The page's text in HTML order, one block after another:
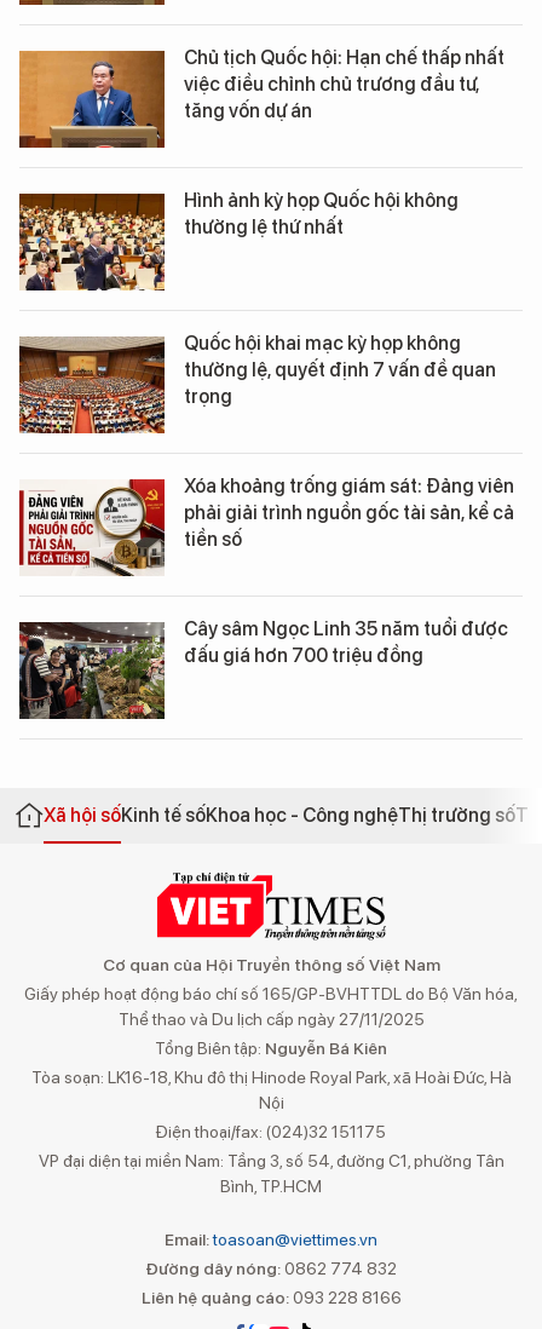
Chủ tịch Quốc hội: Hạn chế thấp nhất
việc điều chỉnh chủ trương đầu tư,
tăng vốn dự án
Hình ảnh kỳ họp Quốc hội không
thường lệ thứ nhất
Quốc hội khai mạc kỳ họp không
thường lệ, quyết định 7 vấn đề quan
trọng
Xóa khoảng trống giám sát: Đảng viên
phải giải trình nguồn gốc tài sản, kể cả
tiền số
Cây sâm Ngọc Linh 35 năm tuổi được
đấu giá hơn 700 triệu đồng
Xã hội sốKinh tế sốKhoa học - Công nghệThị trường số
Cơ quan của Hội Truyền thông số Việt Nam
Giấy phép hoạt động báo chí số 165/GP-BVHTTDL do Bộ Văn hóa,
Thể thao và Du lịch cấp ngày 27/11/2025
Tổng Biên tập: Nguyễn Bá Kiên
Tòa soạn: LK16-18, Khu đô thị Hinode Royal Park, xã Hoài Đức, Hà
Nội
Điện thoại/fax: (024)32 151175
VP đại diện tại miền Nam: Tầng 3, số 54, đường C1, phường Tân
Bình, TP.HCM
Email:toasoan@viettimes.vn
Đường dây nóng: 0862 774 832
Liên hệ quảng cáo:093 228 8166